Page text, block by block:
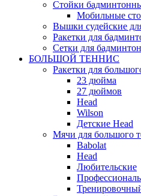
Стойки
Мобильные
Вышки судейские
Ракетки для
Сетки для
БОЛЬШОЙ ТЕННИС
Ракетки для
23 дюйма
27 дюймов
Head
Wilson
Детские Head
Мячи для большого
Babolat
Head
Любительские